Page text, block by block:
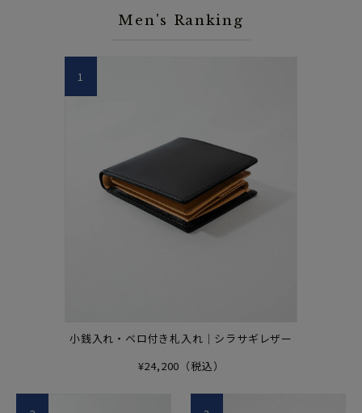
Men's Ranking
小銭入れ・ベロ付き札入れ｜シラサギレザー
¥24,200（税込）
1